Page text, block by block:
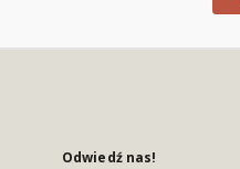
Odwiedź nas!